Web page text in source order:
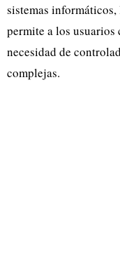
sistemas
permite a los
necesidad de
complejas.